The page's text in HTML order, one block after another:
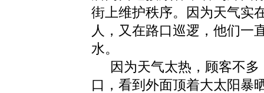
街上维护秩序。因为天气实
人，又在路口巡逻，他们一
水。
因为天气太热，顾客不
口，看到外面顶着大太阳暴